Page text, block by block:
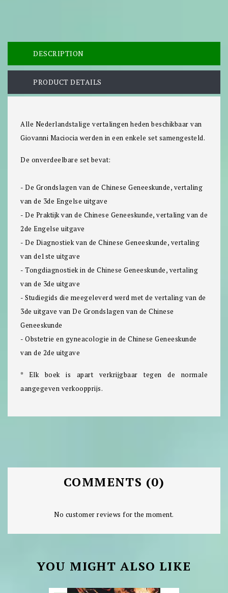
DESCRIPTION
PRODUCT DETAILS
Alle Nederlandstalige vertalingen heden beschikbaar van
Giovanni Maciocia werden in een enkele set samengesteld.
De onverdeelbare set bevat:
- De Grondslagen van de Chinese Geneeskunde, vertaling
van de 3de Engelse uitgave
- De Praktijk van de Chinese Geneeskunde, vertaling van de
2de Engelse uitgave
- De Diagnostiek van de Chinese Geneeskunde, vertaling
van de1ste uitgave
- Tongdiagnostiek in de Chinese Geneeskunde, vertaling
van de 3de uitgave
- Studiegids die meegeleverd werd met de vertaling van de
3de uitgave van De Grondslagen van de Chinese
Geneeskunde
- Obstetrie en gyneacologie in de Chinese Geneeskunde
van de 2de uitgave
* Elk boek is apart verkrijgbaar tegen de normale
aangegeven verkoopprijs.
COMMENTS (0)
No customer reviews for the moment.
YOU MIGHT ALSO LIKE